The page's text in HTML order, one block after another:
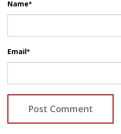
Name*
Email*